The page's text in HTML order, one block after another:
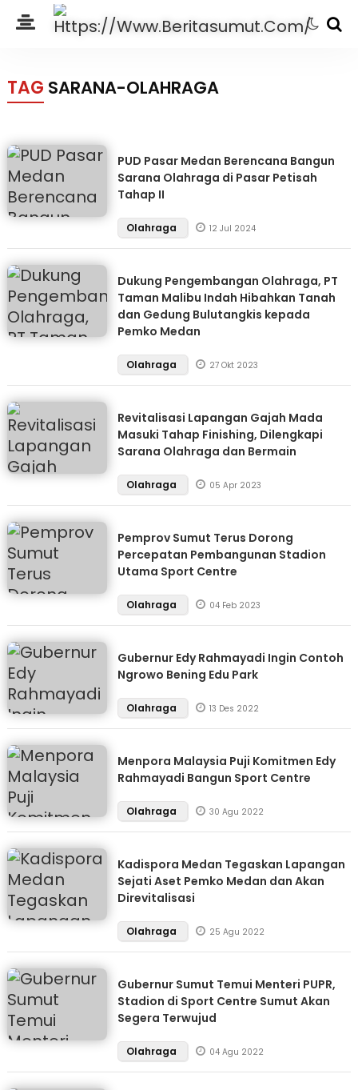
TAG SARANA-OLAHRAGA
PUD Pasar Medan Berencana Bangun
Sarana Olahraga di Pasar Petisah
Tahap II
Olahraga 12 Jul 2024
Dukung Pengembangan Olahraga, PT
Taman Malibu Indah Hibahkan Tanah
dan Gedung Bulutangkis kepada
Pemko Medan
Olahraga 27 Okt 2023
Revitalisasi Lapangan Gajah Mada
Masuki Tahap Finishing, Dilengkapi
Sarana Olahraga dan Bermain
Olahraga 05 Apr 2023
Pemprov Sumut Terus Dorong
Percepatan Pembangunan Stadion
Utama Sport Centre
Olahraga 04 Feb 2023
Gubernur Edy Rahmayadi Ingin Contoh
Ngrowo Bening Edu Park
Olahraga 13 Des 2022
Menpora Malaysia Puji Komitmen Edy
Rahmayadi Bangun Sport Centre
Olahraga 30 Agu 2022
Kadispora Medan Tegaskan Lapangan
Sejati Aset Pemko Medan dan Akan
Direvitalisasi
Olahraga 25 Agu 2022
Gubernur Sumut Temui Menteri PUPR,
Stadion di Sport Centre Sumut Akan
Segera Terwujud
Olahraga 04 Agu 2022